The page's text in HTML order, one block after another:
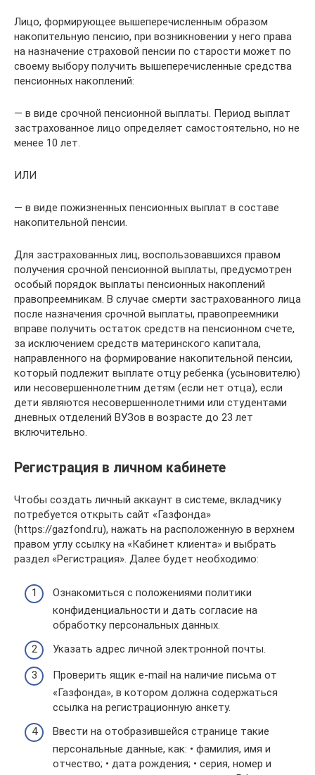
Лицо, формирующее вышеперечисленным образом
накопительную пенсию, при возникновении у него права
на назначение страховой пенсии по старости может по
своему выбору получить вышеперечисленные средства
пенсионных накоплений:
— в виде срочной пенсионной выплаты. Период выплат
застрахованное лицо определяет самостоятельно, но не
менее 10 лет.
ИЛИ
— в виде пожизненных пенсионных выплат в составе
накопительной пенсии.
Для застрахованных лиц, воспользовавшихся правом
получения срочной пенсионной выплаты, предусмотрен
особый порядок выплаты пенсионных накоплений
правопреемникам. В случае смерти застрахованного лица
после назначения срочной выплаты, правопреемники
вправе получить остаток средств на пенсионном счете,
за исключением средств материнского капитала,
направленного на формирование накопительной пенсии,
который подлежит выплате отцу ребенка (усыновителю)
или несовершеннолетним детям (если нет отца), если
дети являются несовершеннолетними или студентами
дневных отделений ВУЗов в возрасте до 23 лет
включительно.
Регистрация в личном кабинете
Чтобы создать личный аккаунт в системе, вкладчику
потребуется открыть сайт «Газфонда»
(https://gazfond.ru), нажать на расположенную в верхнем
правом углу ссылку на «Кабинет клиента» и выбрать
раздел «Регистрация». Далее будет необходимо:
Ознакомиться с положениями политики
конфиденциальности и дать согласие на
обработку персональных данных.
Указать адрес личной электронной почты.
Проверить ящик e-mail на наличие письма от
«Газфонда», в котором должна содержаться
ссылка на регистрационную анкету.
Ввести на отобразившейся странице такие
персональные данные, как: • фамилия, имя и
отчество; • дата рождения; • серия, номер и